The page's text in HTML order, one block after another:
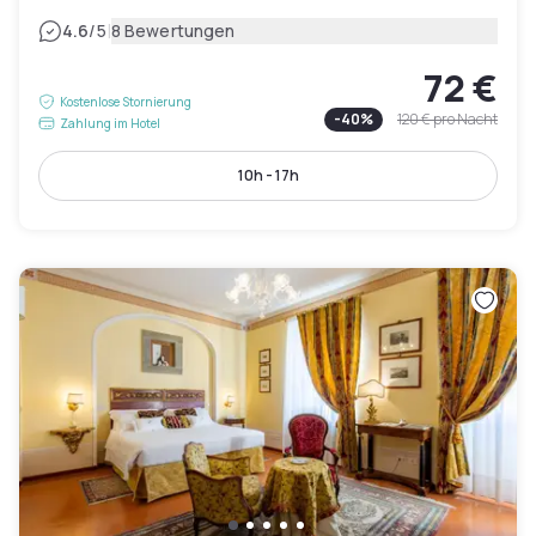
4.6/5|8 Bewertungen
Kostenlose Stornierung
Zahlung im Hotel
72 €
-40% 120 €pro Nacht
10h - 17h